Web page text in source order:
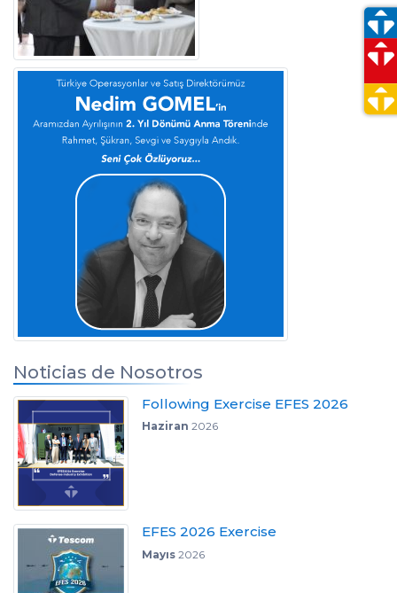
Noticias de Nosotros
Following Exercise EFES 2026
Haziran 2026
EFES 2026 Exercise
Mayıs2026